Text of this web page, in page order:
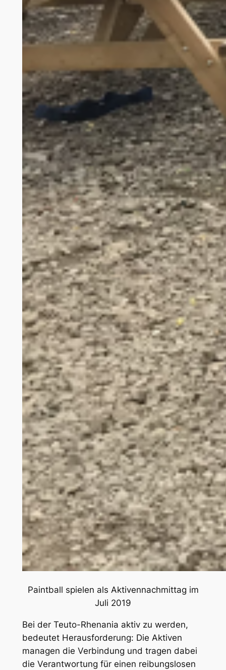
Paintball spielen als Aktivennachmittag im
Juli 2019
Bei der Teuto-Rhenania aktiv zu werden,
bedeutet Herausforderung: Die Aktiven
managen die Verbindung und tragen dabei
die Verantwortung für einen reibungslosen